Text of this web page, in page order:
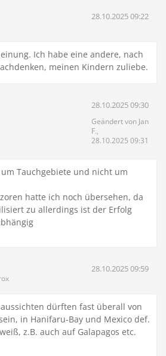
28.10.2025 09:22
Ich habe eine andere, nach
meinen Kindern zuliebe.
28.10.2025 09:30
Geändert von Jan
F.,
28.10.2025 09:31
um Tauchgebiete und nicht um
hatte ich noch übersehen, da
zu allerdings ist der Erfolg
28.10.2025 09:59
dürften fast überall von
in Hanifaru-Bay und Mexico def.
z.B. auch auf Galapagos etc.